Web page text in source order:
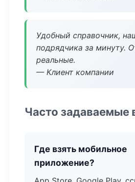
Удобный справочник,
подрядчика за минуту.
реальные.
— Клиент компании
Часто задаваемые
Где взять мобильное
приложение?